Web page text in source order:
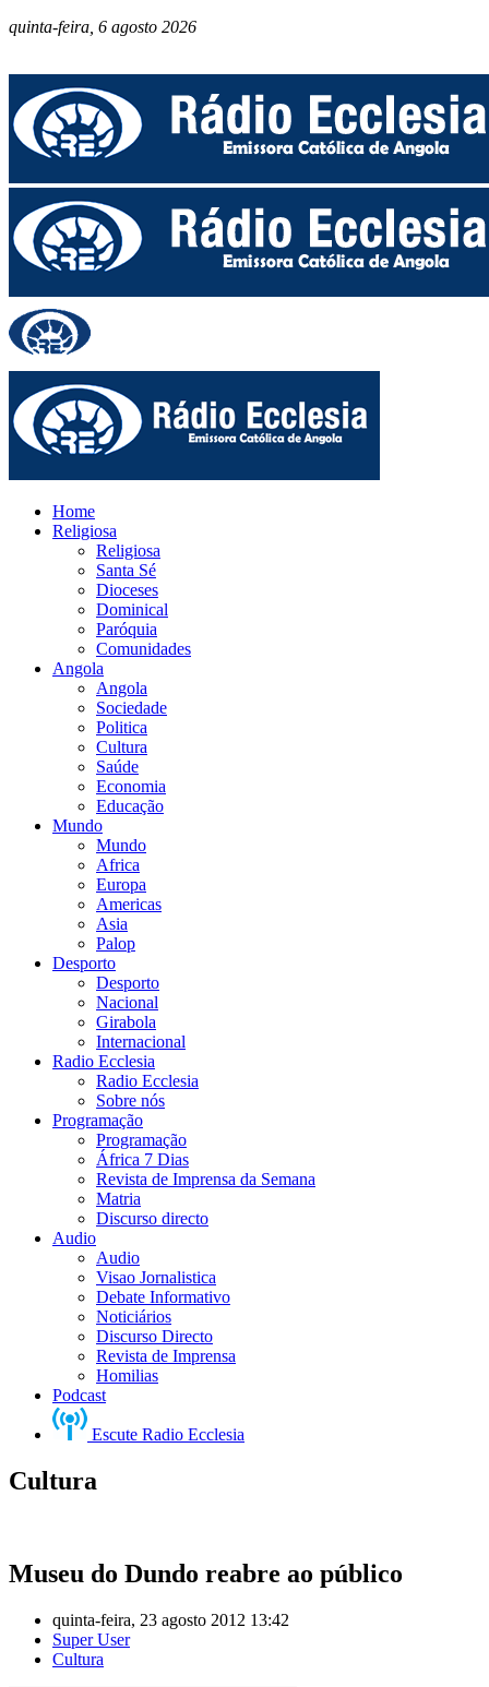
quinta-feira, 6 agosto 2026
Home
Religiosa
Religiosa
Santa Sé
Dioceses
Dominical
Paróquia
Comunidades
Angola
Angola
Sociedade
Politica
Cultura
Saúde
Economia
Educação
Mundo
Mundo
Africa
Europa
Americas
Asia
Palop
Desporto
Desporto
Nacional
Girabola
Internacional
Radio Ecclesia
Radio Ecclesia
Sobre nós
Programação
Programação
África 7 Dias
Revista de Imprensa da Semana
Matria
Discurso directo
Audio
Audio
Visao Jornalistica
Debate Informativo
Noticiários
Discurso Directo
Revista de Imprensa
Homilias
Podcast
Escute Radio Ecclesia
Cultura
Museu do Dundo reabre ao público
quinta-feira, 23 agosto 2012 13:42
Super User
Cultura